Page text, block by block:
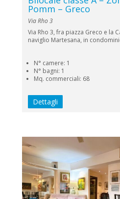
Pomm – Greco
Via Rho 3
Via Rho 3, fra piazza Greco e la
naviglio Martesana, in
N° camere: 1
N° bagni: 1
Mq. commerciali: 68
Dettagli